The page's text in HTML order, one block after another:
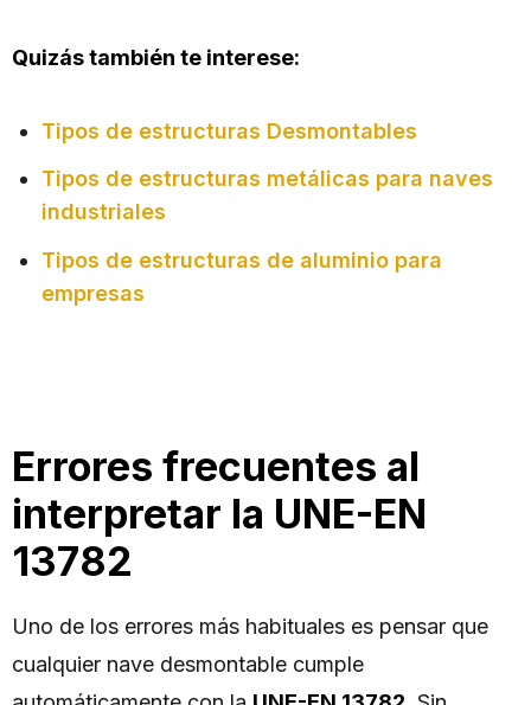
Quizás también te interese:
Tipos de estructuras Desmontables
Tipos de estructuras metálicas para naves
industriales
Tipos de estructuras de aluminio para
empresas
Errores frecuentes al
interpretar la UNE-EN
13782
Uno de los errores más habituales es pensar que
cualquier nave desmontable cumple